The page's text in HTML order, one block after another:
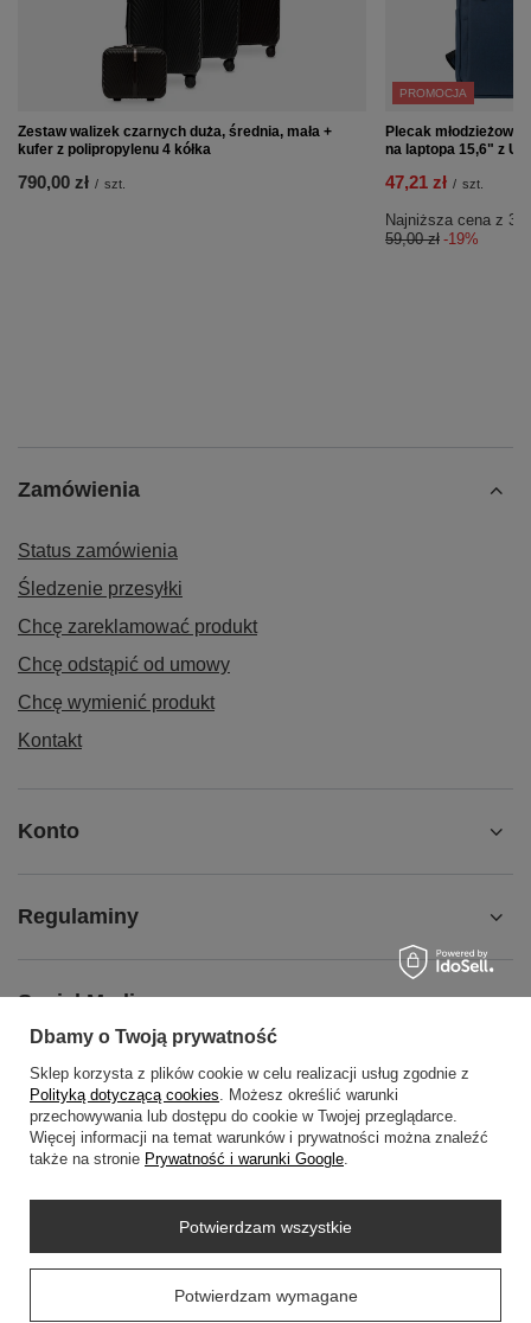
Zestaw walizek czarnych duża, średnia, mała +
kufer z polipropylenu 4 kółka
790,00 zł / szt.
PROMOCJA
Plecak
na laptopa 15,6" z
47,21 zł / szt.
Najniższa cena z
59,00 zł -19%
Zamówienia
Status zamówienia
Śledzenie przesyłki
Chcę zareklamować produkt
Chcę odstąpić od umowy
Chcę wymienić produkt
Kontakt
Konto
Regulaminy
Social Media
O NAS
wowbag2024@gmail.com
Dbamy o Twoją prywatność
Sklep korzysta z plików cookie w celu realizacji usług zgodnie z
Polityką dotyczącą cookies. Możesz określić warunki
przechowywania lub dostępu do cookie w Twojej przeglądarce.
Więcej informacji na temat warunków i prywatności można znaleźć
także na stronie Prywatność i warunki Google.
Potwierdzam wymagane
Potwierdzam wszystkie